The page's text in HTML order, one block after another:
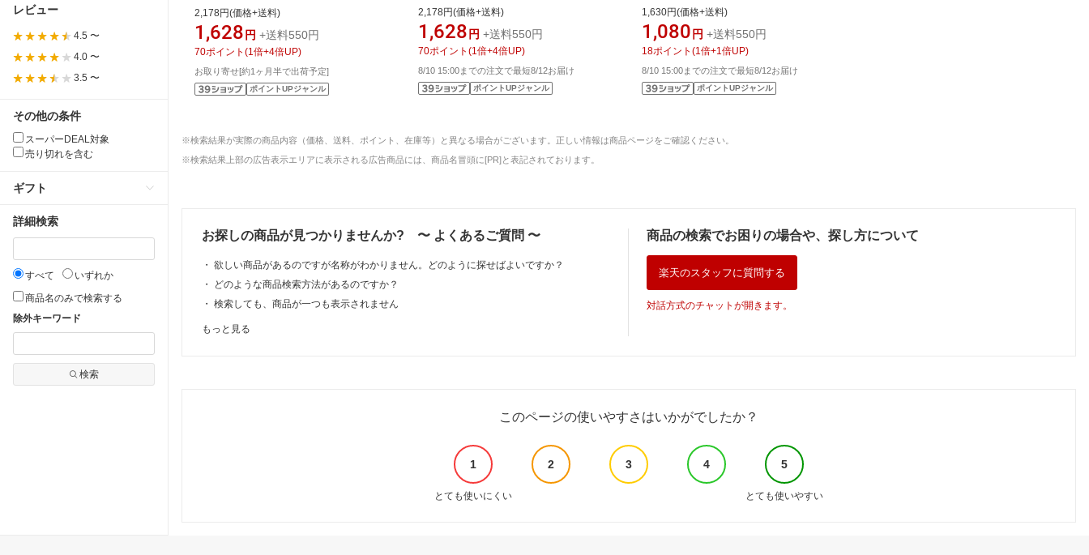
レビュー
4.5 〜
4.0 〜
3.5 〜
その他の条件
スーパーDEAL対象
売り切れを含む
ギフト
詳細検索
すべて
いずれか
商品名のみで検索する
除外キーワード
検索
ション税制対象商品LION｜ライオン
2,178円(価格+送料)
1,628 円 +送料550円
70ポイント (1倍+4倍UP)
お取り寄せ[約1ヶ月半で出荷予定]
ポイントUPジャンル
ケーション税制対象商品LION｜ライオ
ン
2,178円(価格+送料)
1,628 円 +送料550円
70ポイント (1 倍+4倍UP)
8/10 15:00までの注文で最短8/12お届け
ポイントUPジャンル
制対象商品LION｜ライオン
1,630円(価格+送料)
1,080 円 +送料550円
18ポイント (1 倍+1 倍UP)
8/10 15:00までの注文で最短8/12お届け
ポイントUPジャンル
※検索結果が実際の商品内容（価格、送料、ポイント、在庫等）と異なる場合がございます。正しい情報は商品ページをご確認ください。
※検索結果上部の広告表示エリアに表示される広告商品には、商品名冒頭に[PR]と表記されております。
お探しの商品が見つかりませんか? 〜 よくあるご質問 〜
・ 欲しい商品があるのですが名称がわかりません。どのように探せばよいですか？
・
どのような商品検索方法があるのですか？
・ 検索しても、商品が一つも表示されません
もっと見る
商品の検索でお困りの場合や、探し方について
楽天のスタッフに質問する
対話方式のチャットが開きます。
このページの使いやすさはいかがでしたか？
1 2 3 4 5
とても使いにくい とても使いやすい